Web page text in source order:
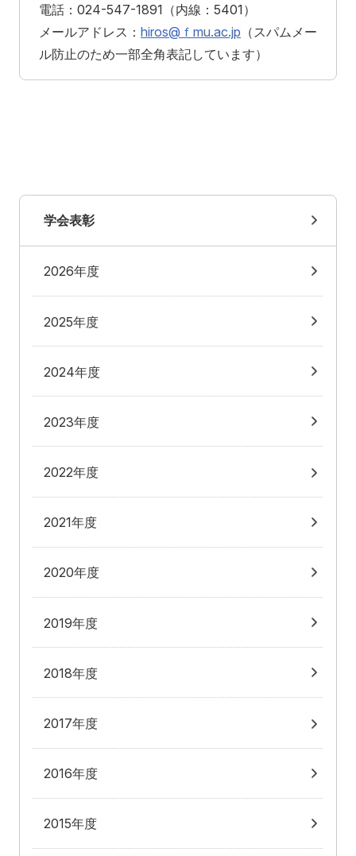
電話：024-547-1891（内線：5401）
メールアドレス： hiros@ｆmu.ac.jp （スパムメー
ル防止のため一部全角表記しています）
学会表彰
2026年度
2025年度
2024年度
2023年度
2022年度
2021年度
2020年度
2019年度
2018年度
2017年度
2016年度
2015年度